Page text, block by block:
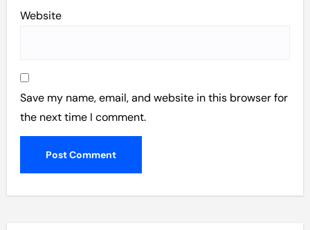
Website
Save my name, email, and website in this browser for
the next time I comment.